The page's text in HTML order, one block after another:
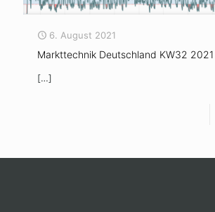
6. August 2021
Markttechnik Deutschland KW32 2021
[…]